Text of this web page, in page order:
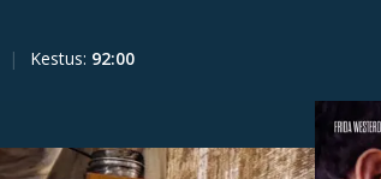
Kestus: 92:00